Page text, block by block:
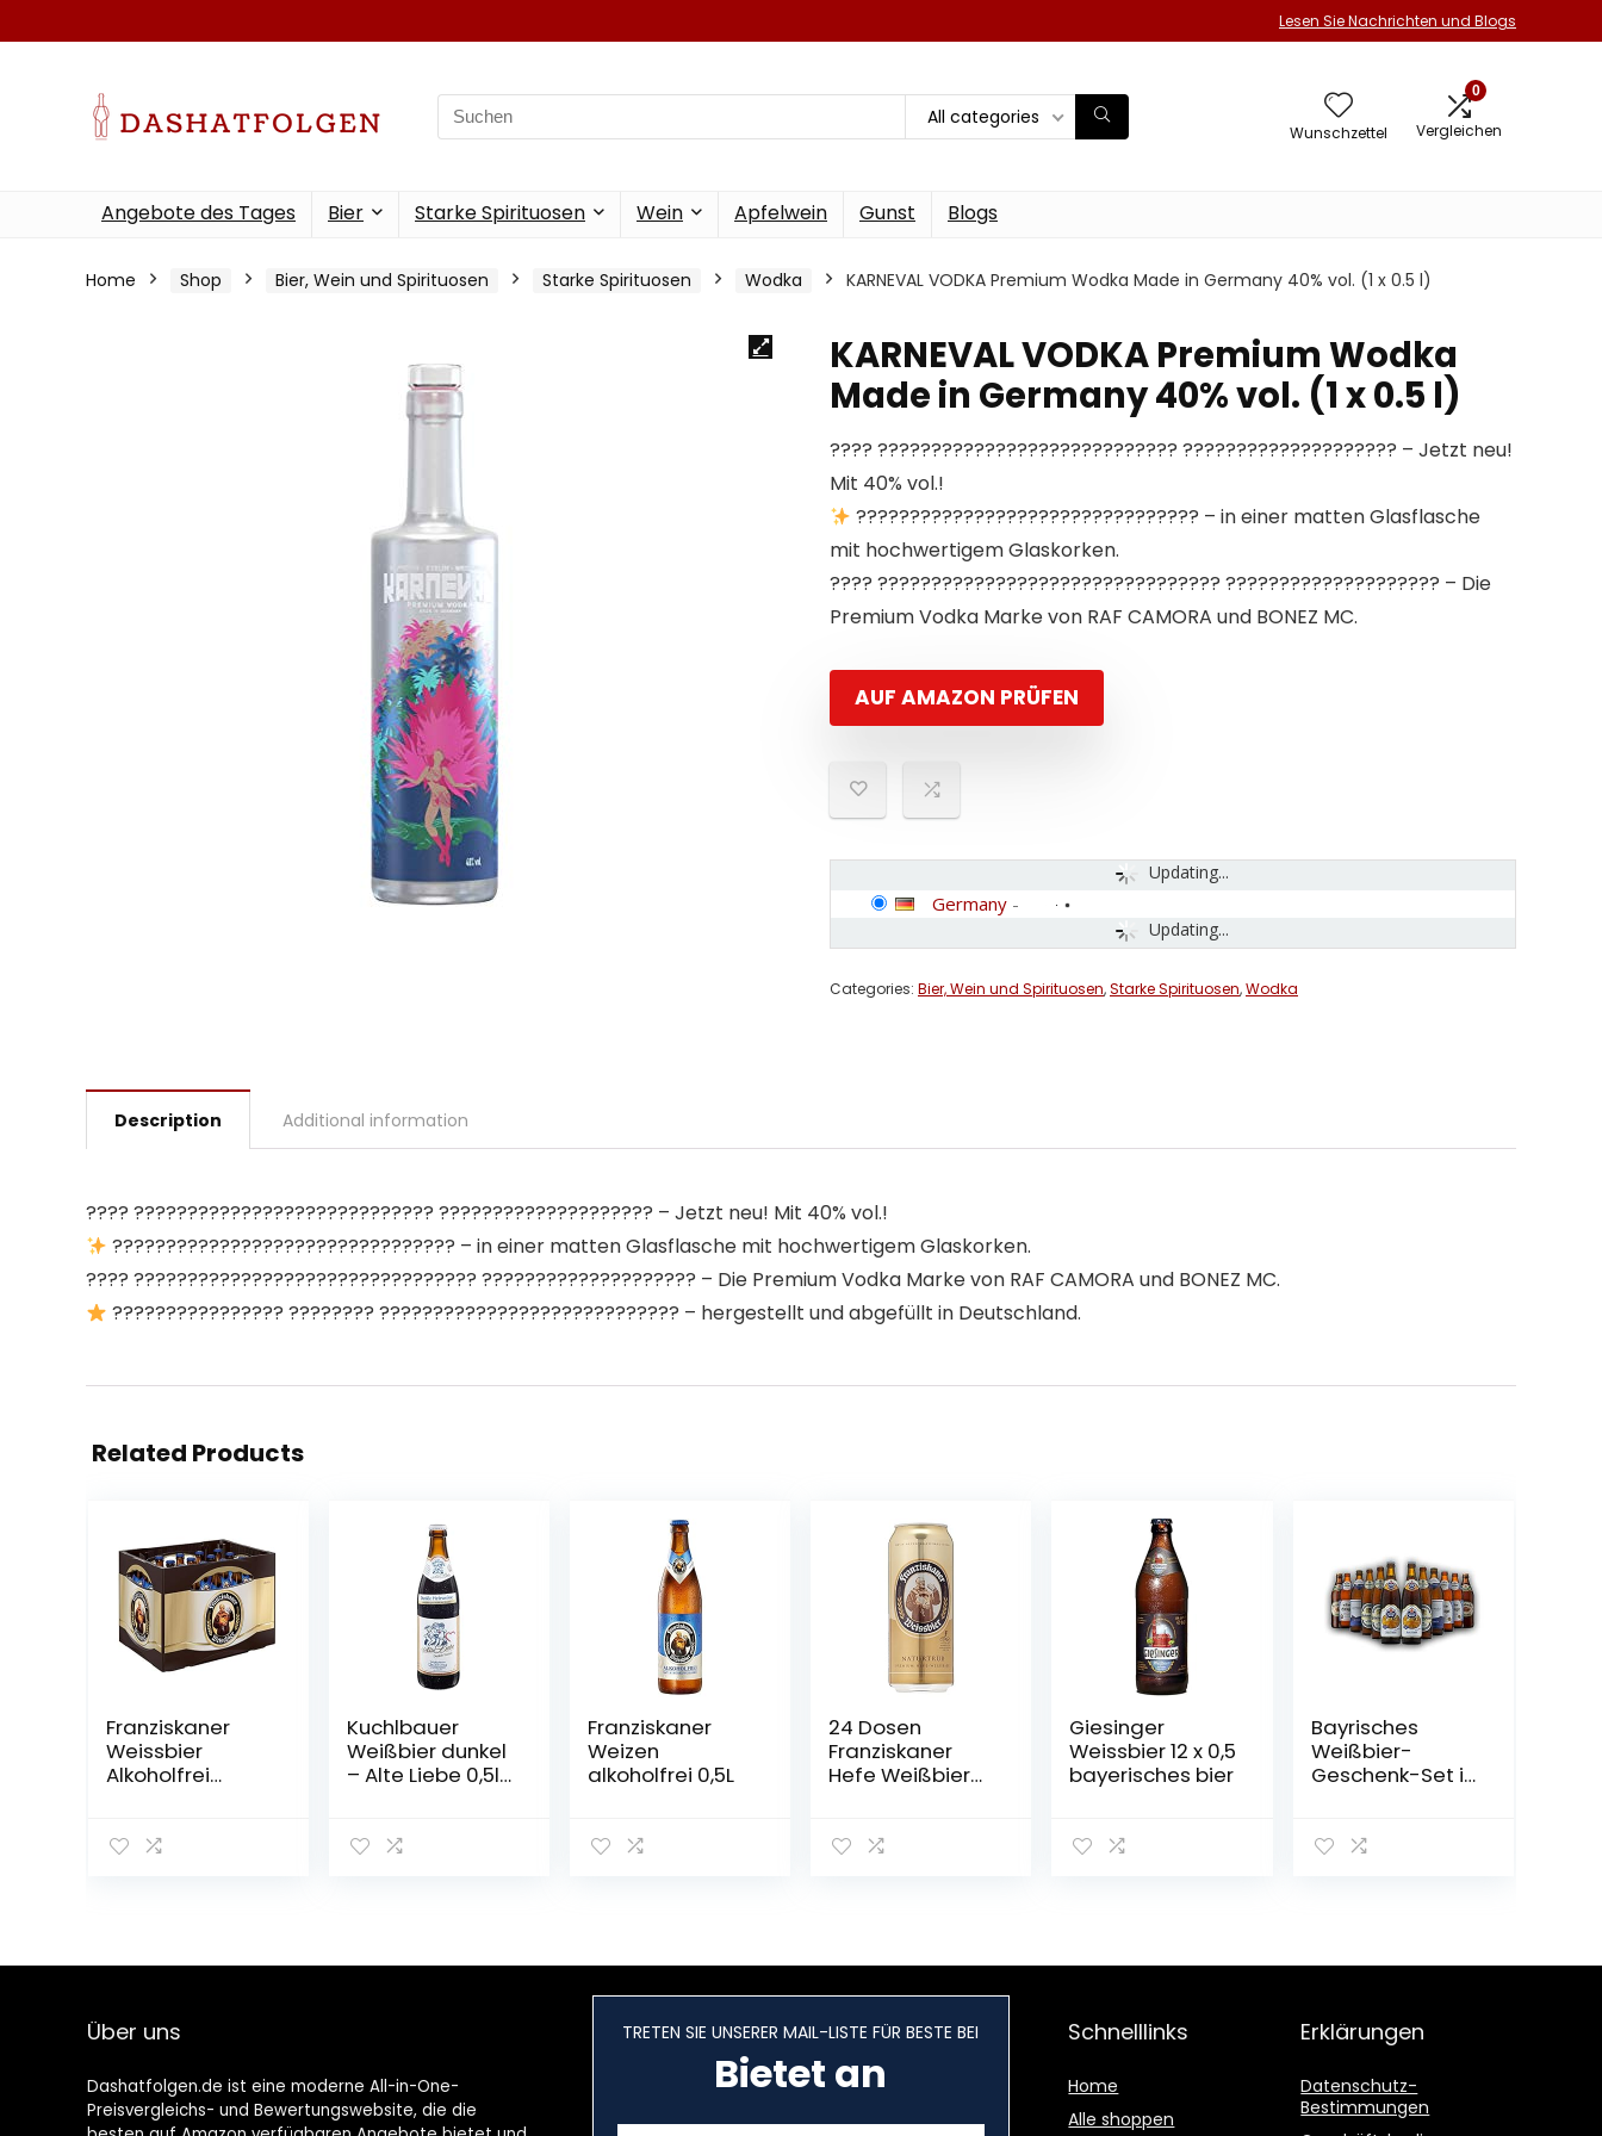
Lesen Sie Nachrichten und Blogs
Search
for:
All categories
Wunschzettel
0
Vergleichen
Angebote des Tages Bier Starke Spirituosen Wein Apfelwein Gunst Blogs
Home Shop Bier, Wein und Spirituosen Starke Spirituosen Wodka KARNEVAL VODKA Premium Wodka Made in Germany 40% vol. (1 x 0.5 l)
KARNEVAL VODKA Premium Wodka
Made in Germany 40% vol. (1 x 0.5 l)
???? ???????????????????????????? ???????????????????? – Jetzt neu!
Mit 40% vol.!
???????????????????????????????? – in einer matten Glasflasche
mit hochwertigem Glaskorken.
???? ???????????????????????????????? ???????????????????? – Die
Premium Vodka Marke von RAF CAMORA und BONEZ MC.
AUF AMAZON PRÜFEN
Updating...
Updating...
Germany -
Categories: Bier, Wein und Spirituosen,Starke Spirituosen,Wodka
Description Additional information
???? ???????????????????????????? ???????????????????? – Jetzt neu! Mit 40% vol.!
???????????????????????????????? – in einer matten Glasflasche mit hochwertigem Glaskorken.
???? ???????????????????????????????? ???????????????????? – Die Premium Vodka Marke von RAF CAMORA und BONEZ MC.
???????????????? ???????? ???????????????????????????? – hergestellt und abgefüllt in Deutschland.
Related Products
Franziskaner
Weissbier
Alkoholfrei
0.5 l) im Kasten,
München
Kuchlbauer
Weißbier dunkel
– Alte Liebe 0,5l
Franziskaner
Weizen
alkoholfrei 0,5L
24 Dosen
Franziskaner
Hefe Weißbier
6.00€ EINWEG
Giesinger
Weissbier 12 x 0,5
bayerisches bier
Bayrisches
Weißbier-
Geschenk-Set in
| Ein Mix aus
Über uns
Dashatfolgen.de ist eine moderne All-in-One-
Preisvergleichs- und Bewertungswebsite, die die
TRETEN SIE UNSERER MAIL-LISTE FÜR BESTE BEI
Bietet an
Schnelllinks
Home
Alle shoppen
Erklärungen
Datenschutz-
Bestimmungen